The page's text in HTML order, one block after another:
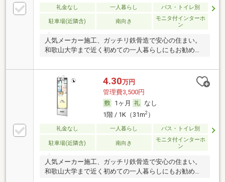
礼金なし 一人暮らし バス・トイレ別
駐車場(近隣含) 南向き
モニタ付インターホ
ン
人気メーカー施工、ガッチリ鉄骨造で安心の住まい。
和歌山大学まで近く初めての一人暮らしにもお勧めで
4.30万円
管理費3,500円
1ヶ月
なし
1階 / 1K（31m2）
礼金なし 一人暮らし バス・トイレ別
駐車場(近隣含) 南向き
モニタ付インターホ
ン
人気メーカー施工、ガッチリ鉄骨造で安心の住まい。
和歌山大学まで近く初めての一人暮らしにもお勧めで